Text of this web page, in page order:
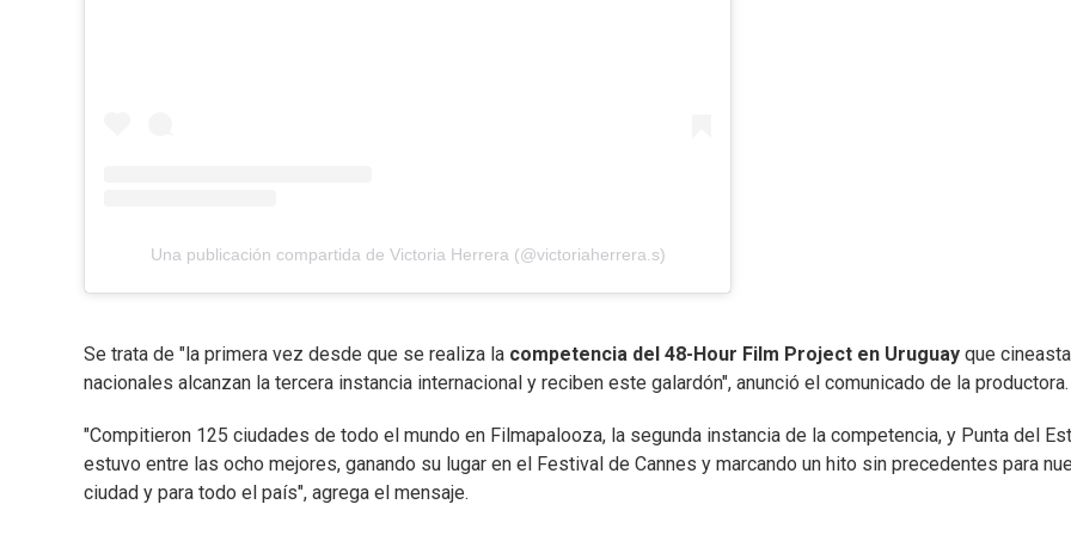
Una publicación compartida de Victoria Herrera (@victoriaherrera.s)
Se trata de "la primera vez desde que se realiza la competencia del 48-Hour Film Project en Uruguay que
nacionales alcanzan la tercera instancia internacional y reciben este galardón", anunció el comunicado de la productora.
"Compitieron 125 ciudades de todo el mundo en Filmapalooza, la segunda instancia de la competencia, y Punta del
estuvo entre las ocho mejores, ganando su lugar en el Festival de Cannes y marcando un hito sin precedentes para
ciudad y para todo el país", agrega el mensaje.